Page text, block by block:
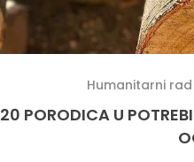
Humanitarni rad
20 PORODICA U